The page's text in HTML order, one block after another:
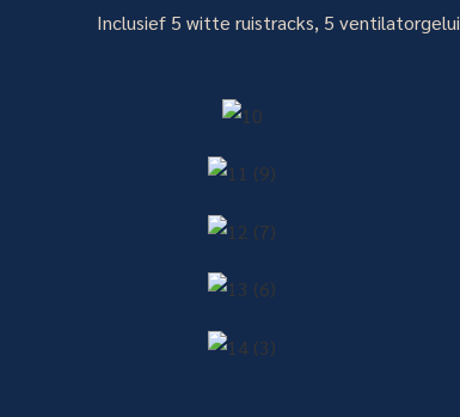
Inclusief 5 witte ruistracks, 5